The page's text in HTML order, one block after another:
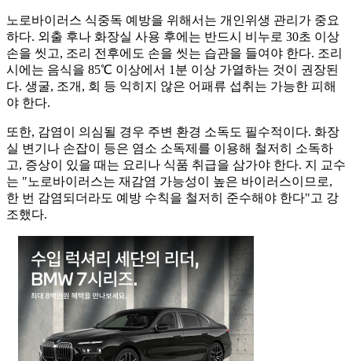
노로바이러스 식중독 예방을 위해서는 개인위생 관리가 중요
하다. 외출 후나 화장실 사용 후에는 반드시 비누로 30초 이상
손을 씻고, 조리 전후에도 손을 씻는 습관을 들여야 한다. 조리
시에는 음식을 85℃ 이상에서 1분 이상 가열하는 것이 권장된
다. 생굴, 조개, 회 등 익히지 않은 어패류 섭취는 가능한 피해
야 한다.
또한, 감염이 의심될 경우 주변 환경 소독도 필수적이다. 화장
실 변기나 손잡이 등은 염소 소독제를 이용해 철저히 소독하
고, 증상이 있을 때는 요리나 식품 취급을 삼가야 한다. 지 교수
는 "노로바이러스는 재감염 가능성이 높은 바이러스이므로,
한 번 감염되더라도 예방 수칙을 철저히 준수해야 한다"고 강
조했다.